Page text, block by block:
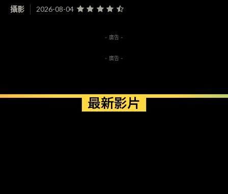
攝影 2026-08-04
- 廣告 -
- 廣告 -
最新影片